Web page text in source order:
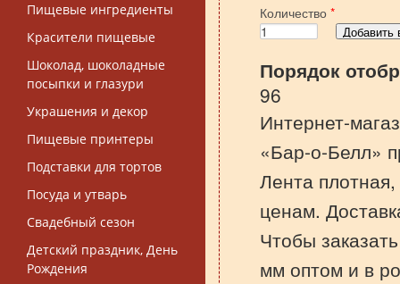
Пищевые ингредиенты
Красители пищевые
Шоколад, шоколадные
посыпки и глазури
Украшения и декор
Пищевые принтеры
Подставки для тортов
Посуда и утварь
Свадебный сезон
Детский праздник, День
Рождения
Количество *
Порядок
96
Интернет-
«Бар-о-Белл»
Лента
ценам.
Чтобы
мм оптом и в